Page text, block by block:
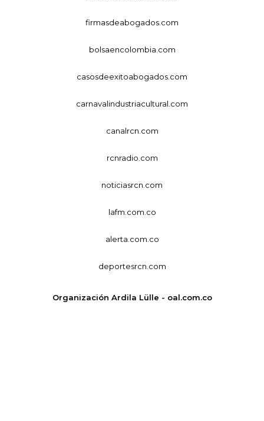
firmasdeabogados.com
bolsaencolombia.com
casosdeexitoabogados.com
carnavalindustriacultural.com
canalrcn.com
rcnradio.com
noticiasrcn.com
lafm.com.co
alerta.com.co
deportesrcn.com
Organización Ardila Lülle - oal.com.co